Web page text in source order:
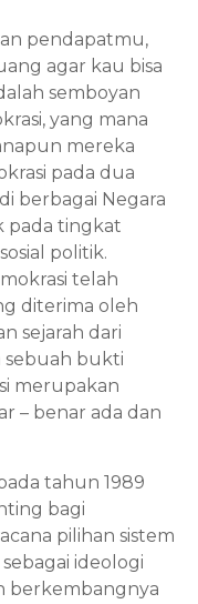
pendapatmu,
agar kau bisa
semboyan
yang mana
mereka
pada dua
berbagai Negara
pada tingkat
politik.
telah
diterima oleh
sejarah dari
sebuah bukti
merupakan
– benar ada dan
tahun 1989
bagi
pilihan sistem
ideologi
berkembangnya